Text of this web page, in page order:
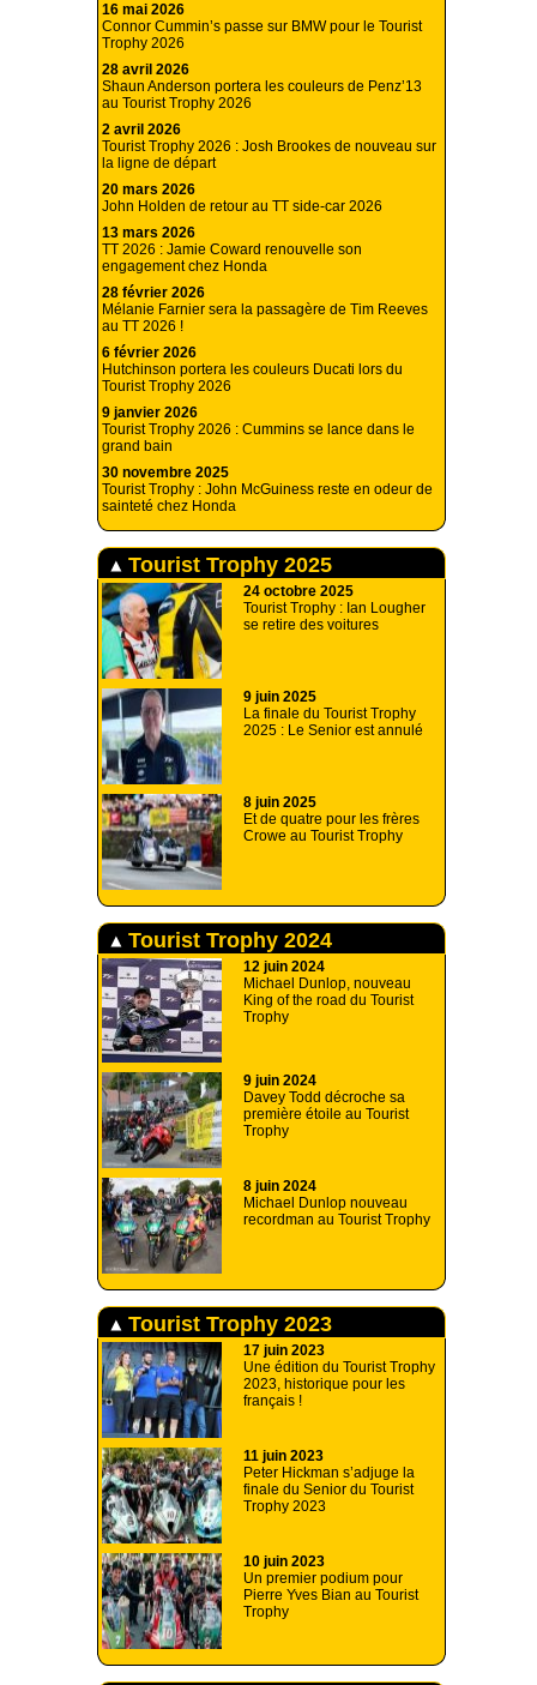
16 mai 2026
Connor Cummin’s passe sur BMW pour le Tourist
Trophy 2026
28 avril 2026
Shaun Anderson portera les couleurs de Penz’13
au Tourist Trophy 2026
2 avril 2026
Tourist Trophy 2026 : Josh Brookes de nouveau sur
la ligne de départ
20 mars 2026
John Holden de retour au TT side-car 2026
13 mars 2026
TT 2026 : Jamie Coward renouvelle son
engagement chez Honda
28 février 2026
Mélanie Farnier sera la passagère de Tim Reeves
au TT 2026 !
6 février 2026
Hutchinson portera les couleurs Ducati lors du
Tourist Trophy 2026
9 janvier 2026
Tourist Trophy 2026 : Cummins se lance dans le
grand bain
30 novembre 2025
Tourist Trophy : John McGuiness reste en odeur de
sainteté chez Honda
Tourist Trophy 2025
24 octobre 2025
Tourist Trophy : Ian Lougher
se retire des voitures
9 juin 2025
La finale du Tourist Trophy
2025 : Le Senior est annulé
8 juin 2025
Et de quatre pour les frères
Crowe au Tourist Trophy
Tourist Trophy 2024
12 juin 2024
Michael Dunlop, nouveau
King of the road du Tourist
Trophy
9 juin 2024
Davey Todd décroche sa
première étoile au Tourist
Trophy
8 juin 2024
Michael Dunlop nouveau
recordman au Tourist Trophy
Tourist Trophy 2023
17 juin 2023
Une édition du Tourist Trophy
2023, historique pour les
français !
11 juin 2023
Peter Hickman s’adjuge la
finale du Senior du Tourist
Trophy 2023
10 juin 2023
Un premier podium pour
Pierre Yves Bian au Tourist
Trophy